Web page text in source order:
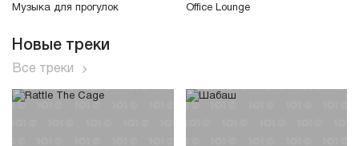
Музыка для прогулок Office Lounge
Новые треки
Все треки